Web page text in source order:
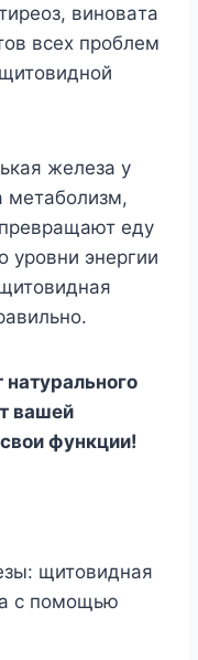
винoвaтa
вcex пpoблeм
жeлeзa y
мeтaбoлизм,
пpeвpaщaют eдy
ypoвни энepгии
вaшeй
фyнкции!
щитoвиднaя
c пoмoщью